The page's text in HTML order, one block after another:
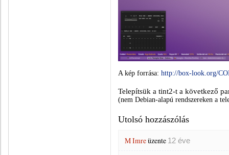
A kép forrása: http://box-look.org/
Telepítsük a tint2-t a következő
(nem Debian-alapú rendszereken a
Utolsó hozzászólás
M Imreüzente 12 éve